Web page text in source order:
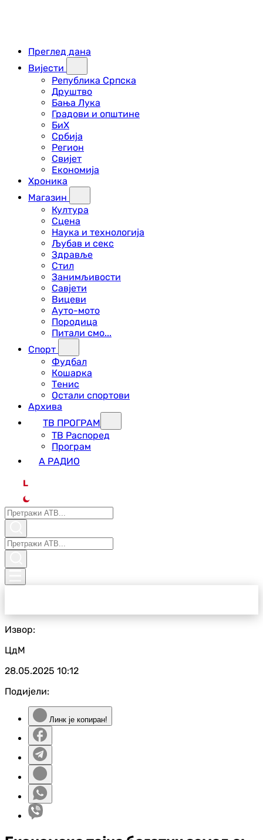
Преглед дана
Вијести
Република Српска
Друштво
Бања Лука
Градови и општине
БиХ
Србија
Регион
Свијет
Економија
Хроника
Магазин
Култура
Сцена
Наука и технологија
Љубав и секс
Здравље
Стил
Занимљивости
Савјети
Вицеви
Ауто-мото
Породица
Питали смо...
Спорт
Фудбал
Кошарка
Тенис
Остали спортови
Архива
ТВ ПРОГРАМ
ТВ Распоред
Програм
А РАДИО
L
Извор:
ЦдМ
28.05.2025 10:12
Подијели:
Линк је копиран!